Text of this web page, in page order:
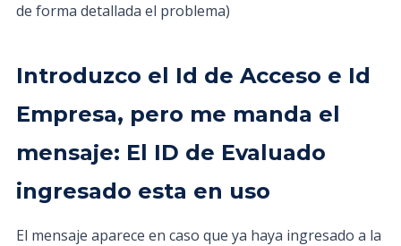
de forma detallada el problema)
Introduzco el Id de Acceso e Id
Empresa, pero me manda el
mensaje: El ID de Evaluado
ingresado esta en uso
El mensaje aparece en caso que ya haya ingresado a la